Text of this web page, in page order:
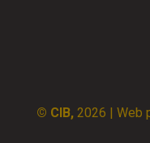
© CIB, 2026 | Web